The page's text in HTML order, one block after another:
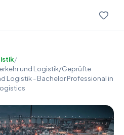
/
und Logistik/Geprüfte
Logistik - Bachelor Professional in